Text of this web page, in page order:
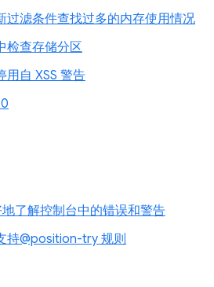
过滤条件查找过多的内存使用情况
检查存储分区
用自 XSS 警告
了解控制台中的错误和警告
持@position-try 规则